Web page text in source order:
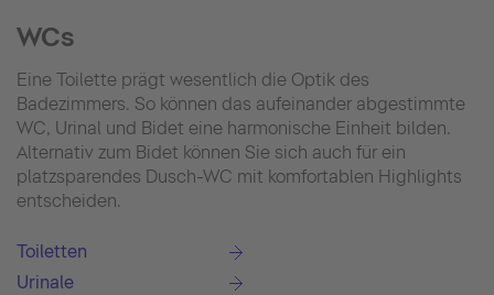
WCs
Eine Toilette prägt wesentlich die Optik des
Badezimmers. So können das aufeinander abgestimmte
WC, Urinal und Bidet eine harmonische Einheit bilden.
Alternativ zum Bidet können Sie sich auch für ein
platzsparendes Dusch-WC mit komfortablen Highlights
entscheiden.
Toiletten
Urinale